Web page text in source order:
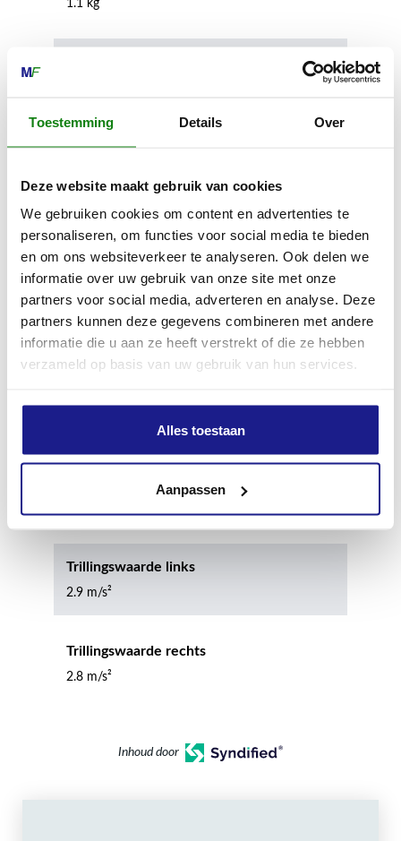
Toestemming Details Over
Deze website maakt gebruik van cookies
We gebruiken cookies om content en advertenties te
personaliseren, om functies voor social media te bieden
en om ons websiteverkeer te analyseren. Ook delen we
informatie over uw gebruik van onze site met onze
partners voor social media, adverteren en analyse. Deze
partners kunnen deze gegevens combineren met andere
informatie die u aan ze heeft verstrekt of die ze hebben
verzameld op basis van uw gebruik van hun services.
Alles toestaan
Aanpassen
1.1 kg
Groefbreedte
Kettingsteek
1/4"P
Max. sneden per acculading AS 2
70
Geluidsvermogenniveau
Trillingswaarde links
2.9 m/s²
Trillingswaarde rechts
2.8 m/s²
Inhoud door